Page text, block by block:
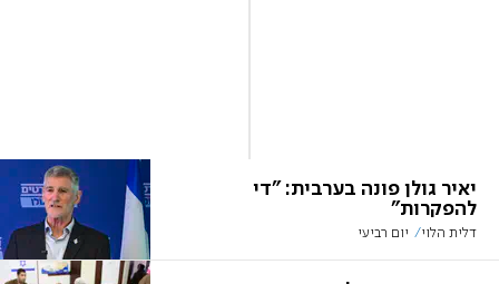
יאיר גולן פונה בערבית: "די
להפקרות"
דלית הלוי יום רביעי